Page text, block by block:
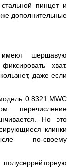
пинцет и
дополнительные
шершавую
хват.
даже если
0.8321.MWC
перечисление
Но это
клинки
по-своему